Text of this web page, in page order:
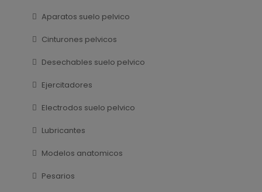
Aparatos suelo pelvico
Cinturones pelvicos
Desechables suelo pelvico
Ejercitadores
Electrodos suelo pelvico
Lubricantes
Modelos anatomicos
Pesarios